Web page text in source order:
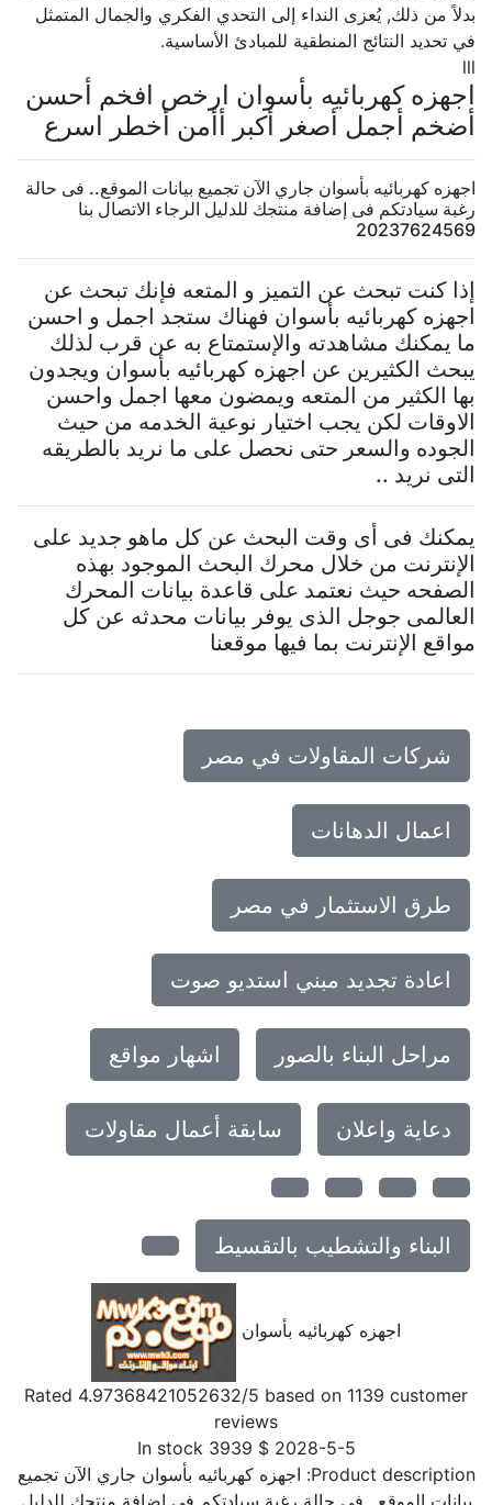
بدلاً من ذلك, يُعزى النداء إلى التحدي الفكري والجمال المتمثل
في تحديد النتائج المنطقية للمبادئ الأساسية.
اجهزه كهربائيه بأسوان ارخص افخم أحسن
أضخم أجمل أصغر أكبر أأمن أخطر اسرع
اجهزه كهربائيه بأسوان جاري الآن تجميع بيانات الموقع.. فى حالة
رغبة سيادتكم فى إضافة منتجك للدليل الرجاء الاتصال بنا
20237624569
إذا كنت تبحث عن التميز و المتعه فإنك تبحث عن
اجهزه كهربائيه بأسوان فهناك ستجد اجمل و احسن
ما يمكنك مشاهدته والإستمتاع به عن قرب لذلك
يبحث الكثيرين عن اجهزه كهربائيه بأسوان ويجدون
بها الكثير من المتعه ويمضون معها اجمل واحسن
الاوقات لكن يجب اختيار نوعية الخدمه من حيث
الجوده والسعر حتى نحصل على ما نريد بالطريقه
التى نريد ..
يمكنك فى أى وقت البحث عن كل ماهو جديد على
الإنترنت من خلال محرك البحث الموجود بهذه
الصفحه حيث نعتمد على قاعدة بيانات المحرك
العالمى جوجل الذى يوفر بيانات محدثه عن كل
مواقع الإنترنت بما فيها موقعنا
شركات المقاولات في مصر
اعمال الدهانات
طرق الاستثمار في مصر
اعادة تجديد مبني استديو صوت
مراحل البناء بالصور اشهار مواقع
دعاية واعلان سابقة أعمال مقاولات
البناء والتشطيب بالتقسيط
اجهزه كهربائيه بأسوان
Rated4.97368421052632 /5 based on1139customer
reviews
2028-5-5
$
3939
In stock
Product description: اجهزه كهربائيه بأسوان جاري الآن تجميع
بيانات الموقع.. فى حالة رغبة سيادتكم فى إضافة منتجك للدليل